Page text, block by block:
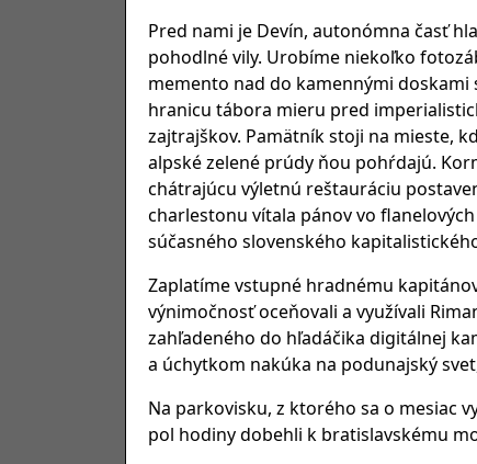
Pred nami je Devín, autonómna časť
pohodlné vily. Urobíme niekoľko
memento nad do kamennými
hranicu tábora mieru pred
zajtrajškov. Pamätník stoji na mieste,
alpské zelené prúdy ňou pohŕdajú.
chátrajúcu výletnú reštauráciu
charlestonu vítala pánov vo
súčasného slovenského
Zaplatíme vstupné hradnému
výnimočnosť oceňovali a využívali
zahľadeného do hľadáčika digitálnej
a úchytkom nakúka na podunajský
Na parkovisku, z ktorého sa o mesiac
pol hodiny dobehli k bratislavskému